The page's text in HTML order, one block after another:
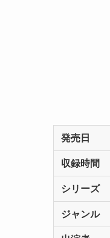
発売日
収録時間
シリーズ
ジャンル